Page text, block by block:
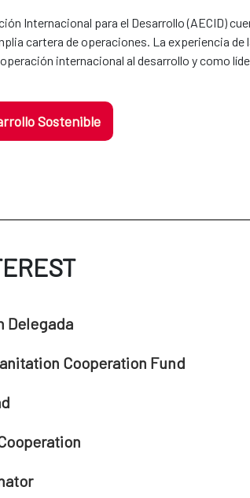
Internacional para el Desarrollo (AECID)
cartera de operaciones. La experiencia
internacional al desarrollo y como
Sostenible
Delegada
Cooperation Fund